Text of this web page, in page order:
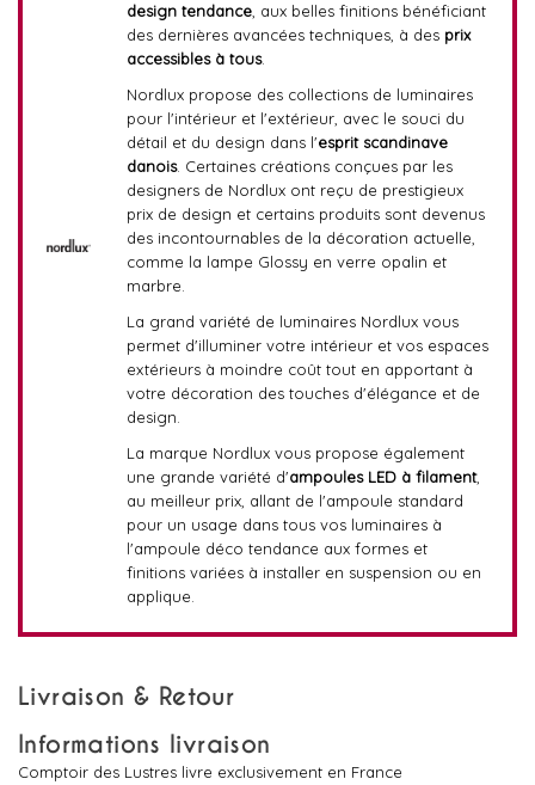
design tendance, aux belles finitions bénéficiant
des dernières avancées techniques, à des prix
accessibles à tous.
Nordlux propose des collections de luminaires
pour l'intérieur et l'extérieur, avec le souci du
détail et du design dans l'esprit scandinave
danois. Certaines créations conçues par les
designers de Nordlux ont reçu de prestigieux
prix de design et certains produits sont devenus
des incontournables de la décoration actuelle,
comme la lampe Glossy en verre opalin et
marbre.
La grand variété de luminaires Nordlux vous
permet d'illuminer votre intérieur et vos espaces
extérieurs à moindre coût tout en apportant à
votre décoration des touches d'élégance et de
design.
La marque Nordlux vous propose également
une grande variété d'ampoules LED à filament,
au meilleur prix, allant de l'ampoule standard
pour un usage dans tous vos luminaires à
l'ampoule déco tendance aux formes et
finitions variées à installer en suspension ou en
applique.
Livraison & Retour
Informations livraison
Comptoir des Lustres livre exclusivement en France